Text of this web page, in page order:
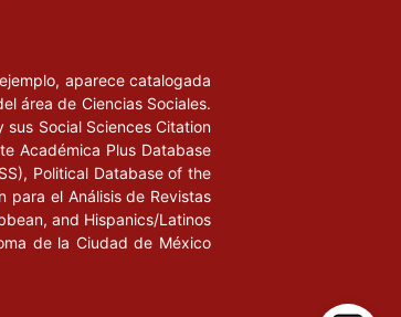
aparece catalogada
área de Ciencias Sociales.
Social Sciences Citation
Académica Plus Database
Political Database of the
para el Análisis de Revistas
and Hispanics/Latinos
de la Ciudad de México